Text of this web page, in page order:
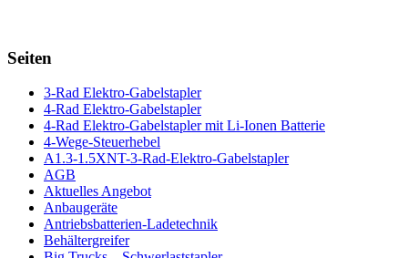
Seiten
3-Rad Elektro-Gabelstapler
4-Rad Elektro-Gabelstapler
4-Rad Elektro-Gabelstapler mit Li-Ionen Batterie
4-Wege-Steuerhebel
A1.3-1.5XNT-3-Rad-Elektro-Gabelstapler
AGB
Aktuelles Angebot
Anbaugeräte
Antriebsbatterien-Ladetechnik
Behältergreifer